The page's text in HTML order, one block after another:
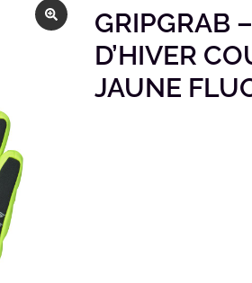
GRIPGRAB
D’HIVER
JAUNE